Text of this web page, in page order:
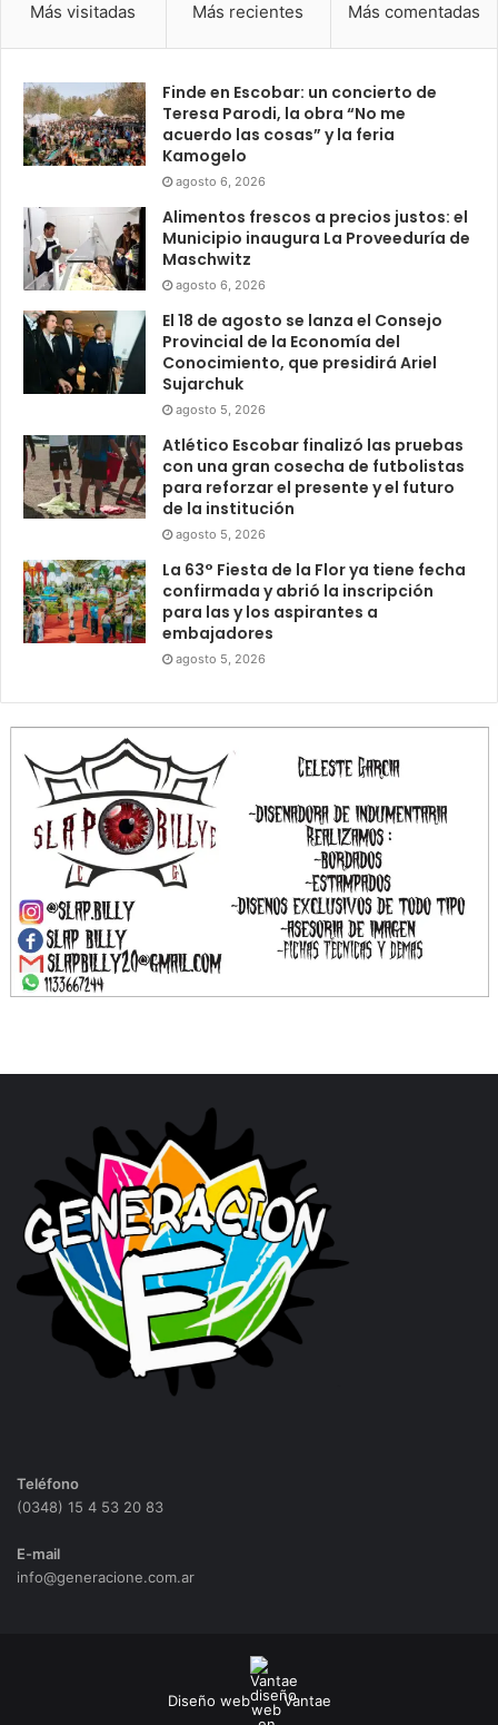
Más visitadas Más recientes Más comentadas
Finde en Escobar: un concierto de
Teresa Parodi, la obra “No me
acuerdo las cosas” y la feria
Kamogelo
agosto 6, 2026
Alimentos frescos a precios justos: el
Municipio inaugura La Proveeduría de
Maschwitz
agosto 6, 2026
El 18 de agosto se lanza el Consejo
Provincial de la Economía del
Conocimiento, que presidirá Ariel
Sujarchuk
agosto 5, 2026
Atlético Escobar finalizó las pruebas
con una gran cosecha de futbolistas
para reforzar el presente y el futuro
de la institución
agosto 5, 2026
La 63° Fiesta de la Flor ya tiene fecha
confirmada y abrió la inscripción
para las y los aspirantes a
embajadores
agosto 5, 2026
Teléfono
(0348) 15 4 53 20 83
E-mail
info@generacione.com.ar
Diseño web Vantae